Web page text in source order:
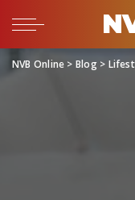
NVB Online > Blog>